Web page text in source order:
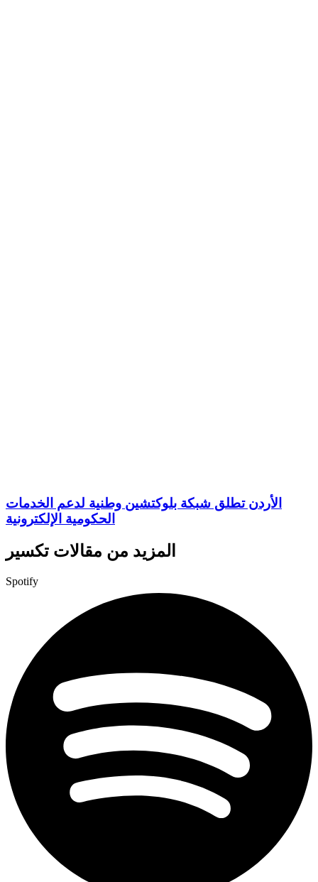
الأردن تطلق شبكة بلوكتشين وطنية لدعم الخدمات
الحكومية الإلكترونية
المزيد من مقالات تكسير
Spotify